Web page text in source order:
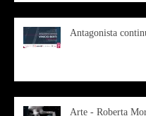
Antagonista
Arte - Roberta